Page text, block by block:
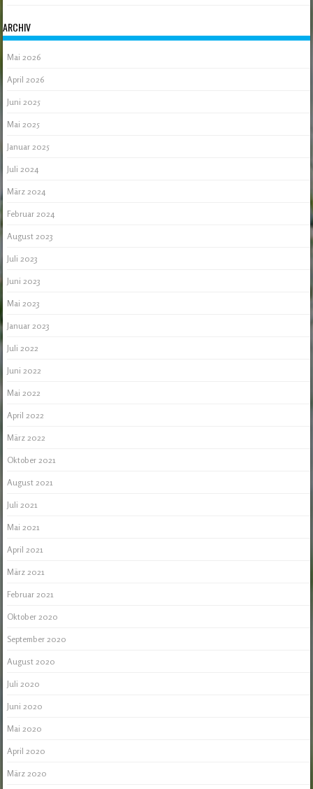
ARCHIV
Mai 2026
April 2026
Juni 2025
Mai 2025
Januar 2025
Juli 2024
März 2024
Februar 2024
August 2023
Juli 2023
Juni 2023
Mai 2023
Januar 2023
Juli 2022
Juni 2022
Mai 2022
April 2022
März 2022
Oktober 2021
August 2021
Juli 2021
Mai 2021
April 2021
März 2021
Februar 2021
Oktober 2020
September 2020
August 2020
Juli 2020
Juni 2020
Mai 2020
April 2020
März 2020